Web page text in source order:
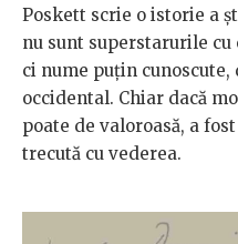
Poskett scrie o istorie a
nu sunt superstarurile cu
ci nume puțin
occidental. Chiar dacă
poate de valoroasă, a
trecută cu vederea.